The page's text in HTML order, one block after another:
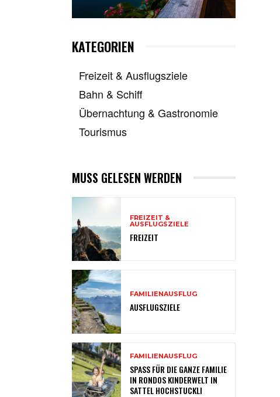
KATEGORIEN
Freizeit & Ausflugsziele
Bahn & Schiff
Übernachtung & Gastronomie
Tourismus
MUSS GELESEN WERDEN
FREIZEIT &
AUSFLUGSZIELE
FREIZEIT
FAMILIENAUSFLUG
AUSFLUGSZIELE
FAMILIENAUSFLUG
SPASS FÜR DIE GANZE FAMILIE
IN RONDOS KINDERWELT IN
SATTEL HOCHSTUCKLI